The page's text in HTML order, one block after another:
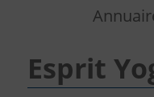
Esprit